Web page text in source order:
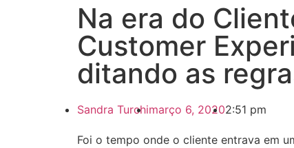
Na era do
Customer
ditando as
Sandra Turchimarço 6, 20202:51 pm
Foi o tempo onde o cliente entrava em